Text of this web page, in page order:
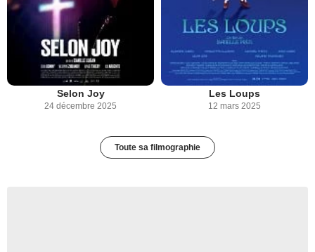
Selon Joy
24 décembre 2025
Les Loups
12 mars 2025
Toute sa filmographie